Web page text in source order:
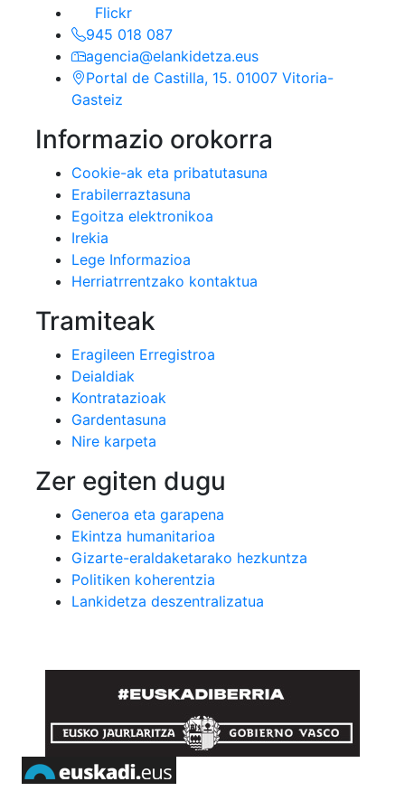
Flickr
945 018 087
agencia@elankidetza.eus
Portal de Castilla, 15. 01007 Vitoria-
Gasteiz
Informazio orokorra
Cookie-ak eta pribatutasuna
Erabilerraztasuna
Egoitza elektronikoa
Irekia
Lege Informazioa
Herriatrrentzako kontaktua
Tramiteak
Eragileen Erregistroa
Deialdiak
Kontratazioak
Gardentasuna
Nire karpeta
Zer egiten dugu
Generoa eta garapena
Ekintza humanitarioa
Gizarte-eraldaketarako hezkuntza
Politiken koherentzia
Lankidetza deszentralizatua